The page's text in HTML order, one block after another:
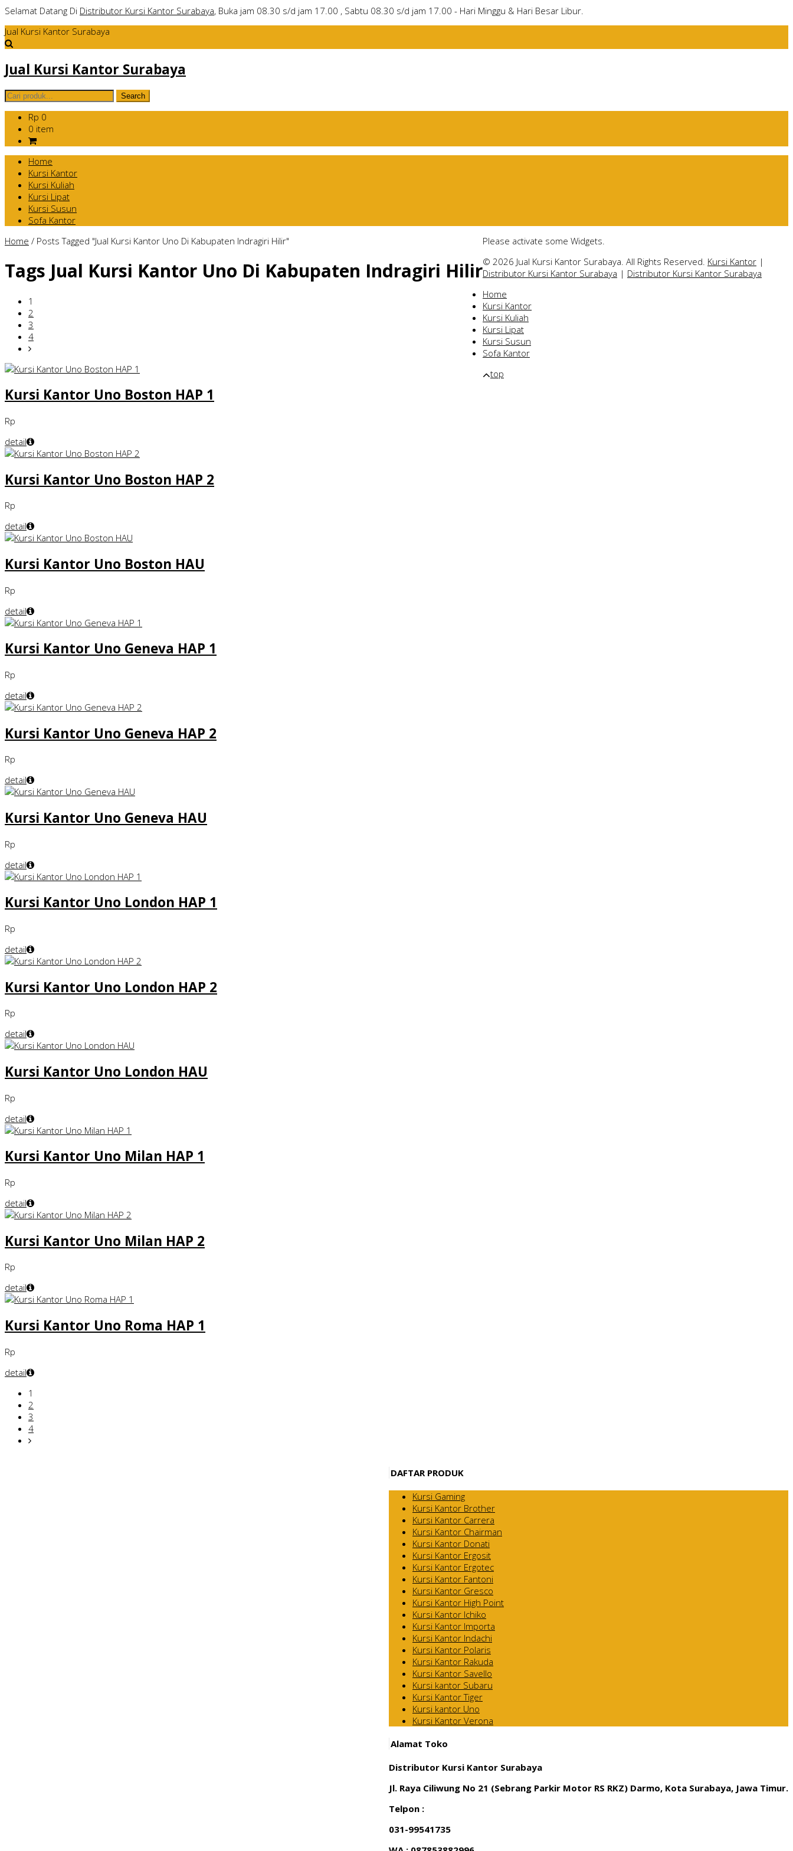
Selamat Datang Di Distributor Kursi Kantor Surabaya, Buka jam 08.30 s/d jam 17.00 , Sabtu 08.30 s/d jam 17.00 - Hari Minggu & Hari Besar Libur.
Jual Kursi Kantor Surabaya
Jual Kursi Kantor Surabaya
Rp 0
0 item
Home
Kursi Kantor
Kursi Kuliah
Kursi Lipat
Kursi Susun
Sofa Kantor
Home / Posts Tagged "Jual Kursi Kantor Uno Di Kabupaten Indragiri Hilir"
Tags Jual Kursi Kantor Uno Di Kabupaten Indragiri Hilir
1
2
3
4
Kursi Kantor Uno Boston HAP 1
Rp
detail
Kursi Kantor Uno Boston HAP 2
Rp
detail
Kursi Kantor Uno Boston HAU
Rp
detail
Kursi Kantor Uno Geneva HAP 1
Rp
detail
Kursi Kantor Uno Geneva HAP 2
Rp
detail
Kursi Kantor Uno Geneva HAU
Rp
detail
Kursi Kantor Uno London HAP 1
Rp
detail
Kursi Kantor Uno London HAP 2
Rp
detail
Kursi Kantor Uno London HAU
Rp
detail
Kursi Kantor Uno Milan HAP 1
Rp
detail
Kursi Kantor Uno Milan HAP 2
Rp
detail
Kursi Kantor Uno Roma HAP 1
Rp
detail
1
2
3
4
DAFTAR PRODUK
Kursi Gaming
Kursi Kantor Brother
Kursi Kantor Carrera
Kursi Kantor Chairman
Kursi Kantor Donati
Kursi Kantor Ergosit
Kursi Kantor Ergotec
Kursi Kantor Fantoni
Kursi Kantor Gresco
Kursi Kantor High Point
Kursi Kantor Ichiko
Kursi Kantor Importa
Kursi Kantor Indachi
Kursi Kantor Polaris
Kursi Kantor Rakuda
Kursi Kantor Savello
Kursi kantor Subaru
Kursi Kantor Tiger
Kursi kantor Uno
Kursi Kantor Verona
Alamat Toko
Distributor Kursi Kantor Surabaya
Jl. Raya Ciliwung No 21 (Sebrang Parkir Motor RS RKZ) Darmo, Kota Surabaya, Jawa Timur.
Telpon :
031-99541735
Please activate some Widgets.
© 2026 Jual Kursi Kantor Surabaya. All Rights Reserved. Kursi Kantor |
Distributor Kursi Kantor Surabaya | Distributor Kursi Kantor Surabaya
Home
Kursi Kantor
Kursi Kuliah
Kursi Lipat
Kursi Susun
Sofa Kantor
top